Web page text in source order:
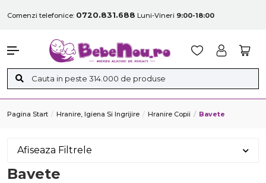
Comenzi telefonice: 0720.831.688 Luni-Vineri 9:00-18:00
Pagina Start Hranire, Igiena Si Ingrijire Hranire Copii Bavete
Afiseaza Filtrele
Bavete